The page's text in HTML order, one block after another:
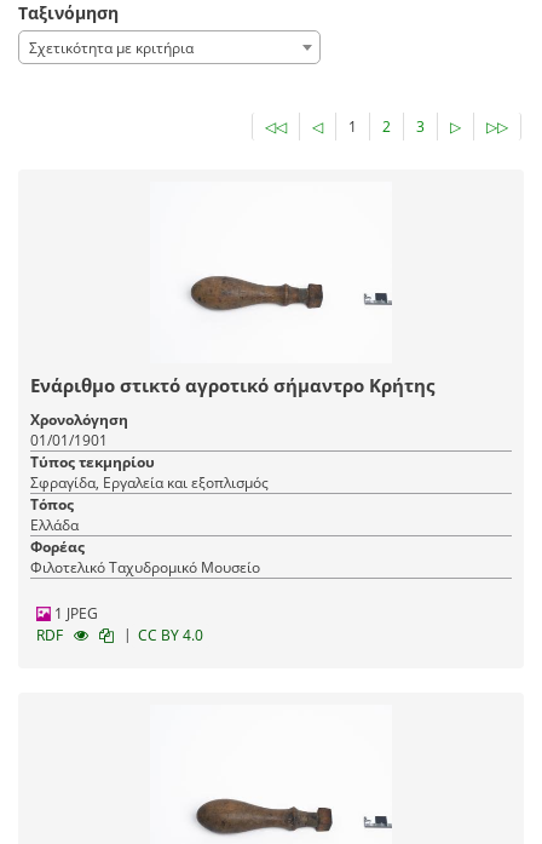
Ταξινόμηση
Σχετικότητα με κριτήρια
◁◁ ◁ 1 2 3 ▷ ▷▷
Ενάριθμο στικτό αγροτικό σήμαντρο Κρήτης
Χρονολόγηση
01/01/1901
Τύπος τεκμηρίου
Σφραγίδα, Εργαλεία και εξοπλισμός
Τόπος
Ελλάδα
Φορέας
Φιλοτελικό Ταχυδρομικό Μουσείο
1 JPEG
RDF
| CC BY 4.0